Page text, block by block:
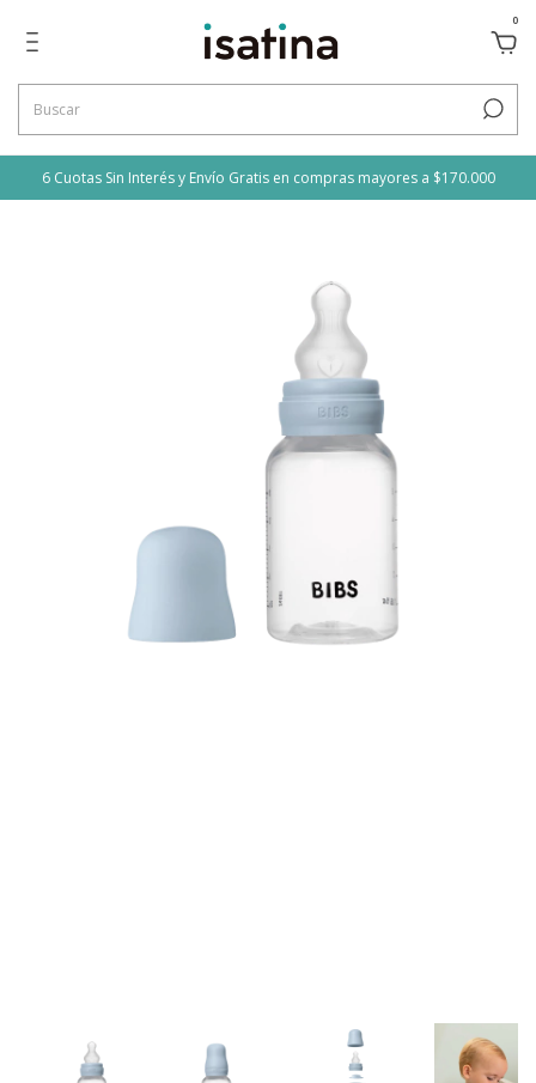
0
6 Cuotas Sin Interés y Envío Gratis en compras mayores a $170.000